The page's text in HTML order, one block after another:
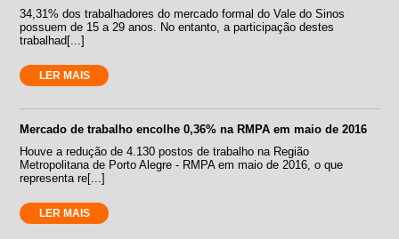
34,31% dos trabalhadores do mercado formal do Vale do Sinos
possuem de 15 a 29 anos. No entanto, a participação destes
trabalhad[...]
LER MAIS
Mercado de trabalho encolhe 0,36% na RMPA em maio de 2016
Houve a redução de 4.130 postos de trabalho na Região
Metropolitana de Porto Alegre - RMPA em maio de 2016, o que
representa re[...]
LER MAIS